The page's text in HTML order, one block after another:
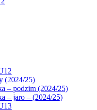
(2024/25)
– podzim (2024/25)
– jaro – (2024/25)